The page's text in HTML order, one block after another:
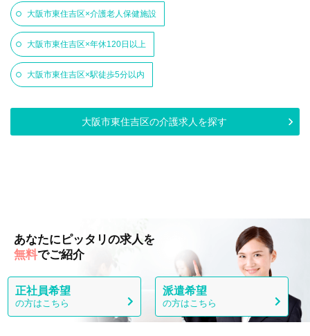
大阪市東住吉区×介護老人保健施設
大阪市東住吉区×年休120日以上
大阪市東住吉区×駅徒歩5分以内
大阪市東住吉区の介護求人を探す
あなたにピッタリの求人を
無料でご紹介
正社員希望
の方はこちら
派遣希望
の方はこちら